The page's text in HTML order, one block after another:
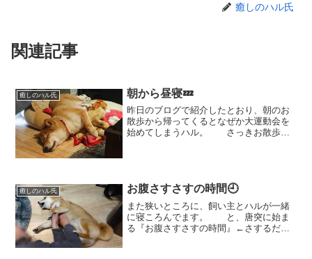
癒しのハル氏
関連記事
癒しのハル氏 朝から昼寝💤
昨日のブログで紹介したとおり、朝のお
散歩から帰ってくるとなぜか大運動会を
始めてしまうハル。 さっきお散歩に
癒しのハル氏 お腹さすさすの時間🕘
また狭いところに、飼い主とハルが一緒
に寝ころんでます。 と、唐突に始ま
る『お腹さすさすの時間』←さするだけ